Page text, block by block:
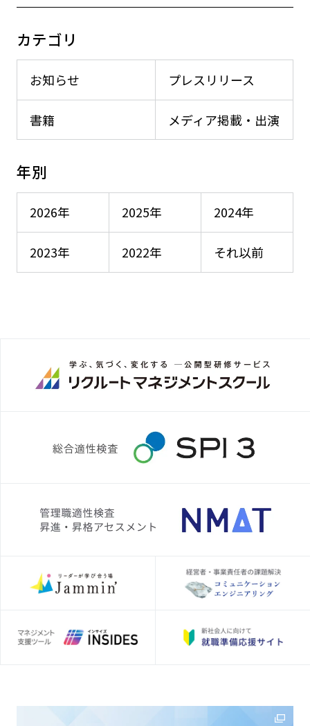
カテゴリ
お知らせ プレスリリース
メディア掲載・出演
書籍
年別
2026年 2025年 2024年
2023年 2022年 それ以前